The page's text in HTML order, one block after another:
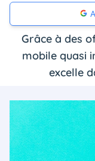
Grâce à des
mobile quasi
excelle